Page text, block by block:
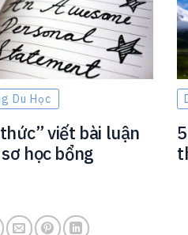
Du Học
viết bài luận
học bổng